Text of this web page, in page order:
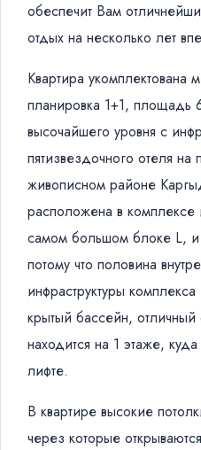
обеспечит Вам
отдых на несколько лет
Квартира укомплектована
планировка 1+1, площадь
высочайшего уровня с
пятизвездочного отеля
живописном районе
расположена в
самом большом блоке L,
потому что половина
инфраструктуры
крытый бассейн,
находится на 1 этаже,
лифте.
В квартире высокие
через которые